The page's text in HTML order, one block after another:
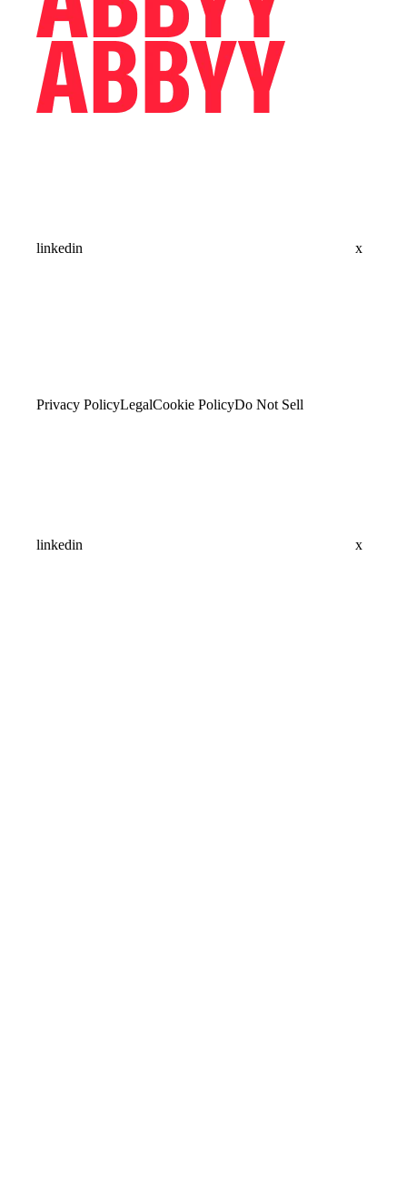
linkedin x
Privacy PolicyLegalCookie PolicyDo Not Sell
linkedin x